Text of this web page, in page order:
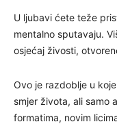
U ljubavi ćete teže
mentalno sputavaju.
osjećaj živosti,
Ovo je razdoblje u
smjer života, ali samo
formatima, novim